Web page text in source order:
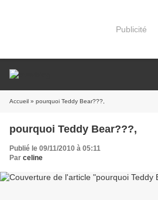
Publicité
Accueil » pourquoi Teddy Bear???,
pourquoi Teddy Bear???,
Publié le 09/11/2010 à 05:11
Par celine